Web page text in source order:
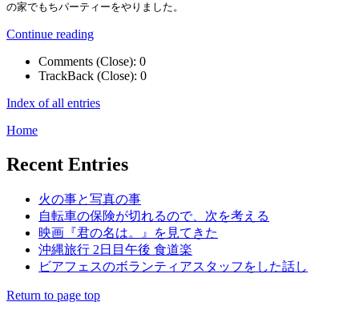
の家でもちパーティーをやりました。
Continue reading
Comments (Close): 0
TrackBack (Close): 0
Index of all entries
Home
Recent Entries
火の事と写真の事
自転車の保険が切れるので、次を考える
映画『君の名は。』を見てきた
沖縄旅行 2日目午後 食道楽
ビアフェスのボランティアスタッフをした話し
Return to page top